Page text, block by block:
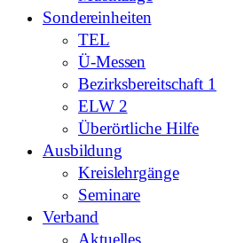
Sondereinheiten
TEL
Ü-Messen
Bezirksbereitschaft 1
ELW 2
Überörtliche Hilfe
Ausbildung
Kreislehrgänge
Seminare
Verband
Aktuelles